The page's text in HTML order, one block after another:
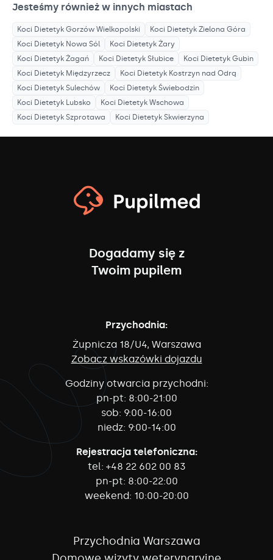
Jesteśmy również w innych miastach
Koci Dietetyk Gorzów Wielkopolski Koci Dietetyk Zielona Góra
Koci Dietetyk Nowa Sól Koci Dietetyk Żary
Koci Dietetyk Żagań Koci Dietetyk Słubice Koci Dietetyk Gubin
Koci Dietetyk Międzyrzecz Koci Dietetyk Kostrzyn nad Odrą
Koci Dietetyk Sulechów Koci Dietetyk Świebodzin
Koci Dietetyk Lubsko Koci Dietetyk Wschowa
Koci Dietetyk Szprotawa Koci Dietetyk Skwierzyna
Dogadamy się z
Twoim pupilem
Przychodnia:
Żupnicza 18/U4, Warszawa
Zobacz wskazówki dojazdu
Godziny otwarcia przychodni:
pn-pt: 8:00-21:00
sob: 9:00-16:00
niedz: 9:00-14:00
Rejestracja telefoniczna:
tel: +48 22 602 00 83
pn-pt: 8:00-22:00
weekend: 10:00-20:00
Przychodnia Warszawa